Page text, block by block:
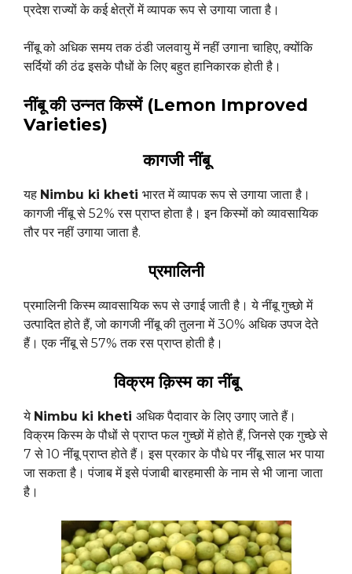
प्रदेश राज्यों के कई क्षेत्रों में व्यापक रूप से उगाया जाता है।
नींबू को अधिक समय तक ठंडी जलवायु में नहीं उगाना चाहिए, क्योंकि
सर्दियों की ठंढ इसके पौधों के लिए बहुत हानिकारक होती है।
नींबू की उन्नत किस्में (Lemon Improved
Varieties)
कागजी नींबू
यह Nimbu ki kheti भारत में व्यापक रूप से उगाया जाता है।
कागजी नींबू से 52% रस प्राप्त होता है। इन किस्मों को व्यावसायिक
तौर पर नहीं उगाया जाता है.
प्रमालिनी
प्रमालिनी किस्म व्यावसायिक रूप से उगाई जाती है। ये नींबू गुच्छो में
उत्पादित होते हैं, जो कागजी नींबू की तुलना में 30% अधिक उपज देते
हैं। एक नींबू से 57% तक रस प्राप्त होती है।
विक्रम क़िस्म का नींबू
ये Nimbu ki kheti अधिक पैदावार के लिए उगाए जाते हैं।
विक्रम किस्म के पौधों से प्राप्त फल गुच्छों में होते हैं, जिनसे एक गुच्छे से
7 से 10 नींबू प्राप्त होते हैं। इस प्रकार के पौधे पर नींबू साल भर पाया
जा सकता है। पंजाब में इसे पंजाबी बारहमासी के नाम से भी जाना जाता
है।